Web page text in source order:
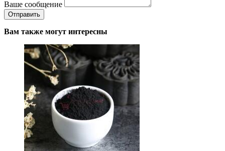
Ваше сообщение
Вам также могут интересны